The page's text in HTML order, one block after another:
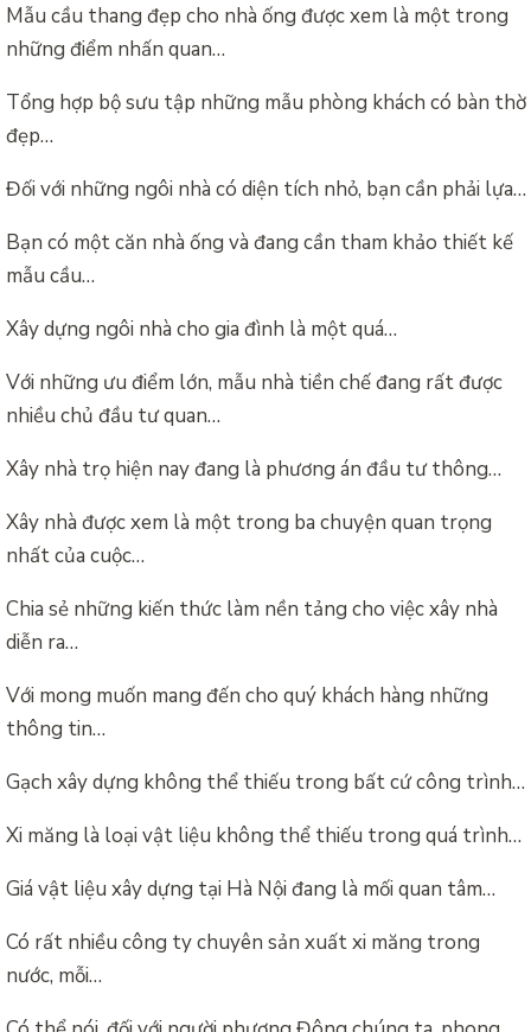
Mẫu cầu thang đẹp cho nhà ống được xem là một trong
những điểm nhấn quan…
Tổng hợp bộ sưu tập những mẫu phòng khách có bàn thờ
đẹp…
Đối với những ngôi nhà có diện tích nhỏ, bạn cần phải lựa…
Bạn có một căn nhà ống và đang cần tham khảo thiết kế
mẫu cầu…
Xây dựng ngôi nhà cho gia đình là một quá…
Với những ưu điểm lớn, mẫu nhà tiền chế đang rất được
nhiều chủ đầu tư quan…
Xây nhà trọ hiện nay đang là phương án đầu tư thông…
Xây nhà được xem là một trong ba chuyện quan trọng
nhất của cuộc…
Chia sẻ những kiến thức làm nền tảng cho việc xây nhà
diễn ra…
Với mong muốn mang đến cho quý khách hàng những
thông tin…
Gạch xây dựng không thể thiếu trong bất cứ công trình…
Xi măng là loại vật liệu không thể thiếu trong quá trình…
Giá vật liệu xây dựng tại Hà Nội đang là mối quan tâm…
Có rất nhiều công ty chuyên sản xuất xi măng trong
nước, mỗi…